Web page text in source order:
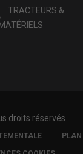
TRACTEURS &
droits réservés
PLAN